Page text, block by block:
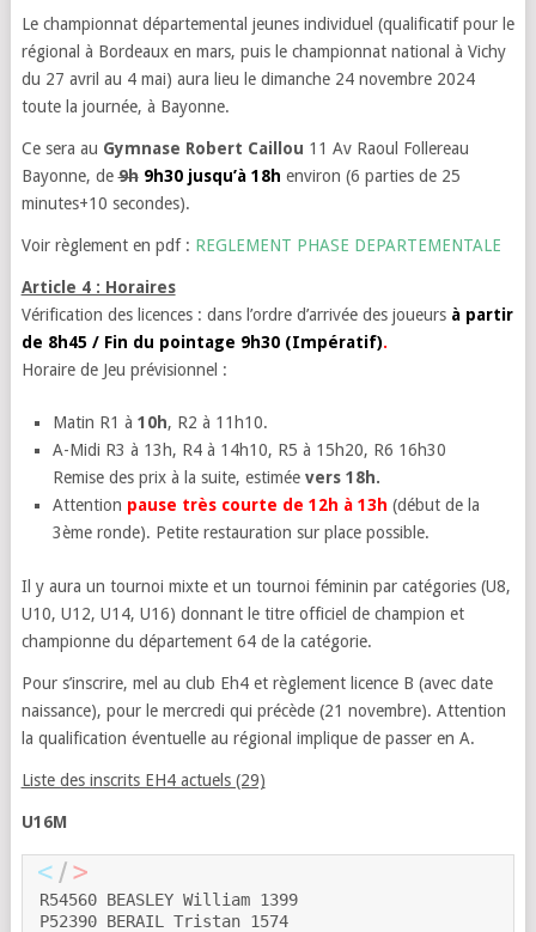
Le championnat départemental jeunes individuel (qualificatif pour le
régional à Bordeaux en mars, puis le championnat national à Vichy
du 27 avril au 4 mai) aura lieu le dimanche 24 novembre 2024
toute la journée, à Bayonne.
Ce sera au Gymnase Robert Caillou 11 Av Raoul Follereau
Bayonne, de9h 9h30 jusqu’à 18h environ (6 parties de 25
minutes+10 secondes).
Voir règlement en pdf : REGLEMENT PHASE DEPARTEMENTALE
Article 4 : Horaires
Vérification des licences : dans l’ordre d’arrivée des joueurs à partir
de 8h45 / Fin du pointage 9h30 (Impératif).
Horaire de Jeu prévisionnel :
Matin R1 à10h, R2 à 11h10.
A-Midi R3 à 13h, R4 à 14h10, R5 à 15h20, R6 16h30
Remise des prix à la suite, estiméevers 18h.
Attention pause très courte de 12h à 13h (début de la
3ème ronde). Petite restauration sur place possible.
Il y aura un tournoi mixte et un tournoi féminin par catégories (U8,
U10, U12, U14, U16) donnant le titre officiel de champion et
championne du département 64 de la catégorie.
Pour s’inscrire, mel au club Eh4 et règlement licence B (avec date
naissance), pour le mercredi qui précède (21 novembre). Attention
la qualification éventuelle au régional implique de passer en A.
Liste des inscrits EH4 actuels (29)
U16M
R54560 BEASLEY William 1399
P52390 BERAIL Tristan 1574